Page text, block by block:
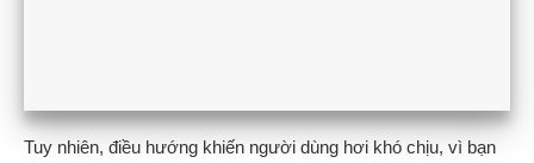
Tuy nhiên, điều hướng khiến người dùng hơi khó chịu, vì bạn